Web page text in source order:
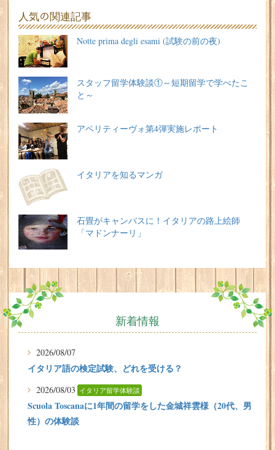
人気の関連記事
Notte prima degli esami (試験の前の夜)
スタッフ留学体験談①～短期留学で学べたこ
と～
アペリティーヴォ第4弾実施レポート
イタリアを知るマンガ
石畳がキャンバスに！イタリアの路上絵師
「マドンナーリ」
新着情報
2026/08/07
イタリア語の検定試験、どれを受ける？
2026/08/03 イタリア留学体験談
Scuola Toscanaに1年間の留学をした金城祥雲様（20代、男
性）の体験談